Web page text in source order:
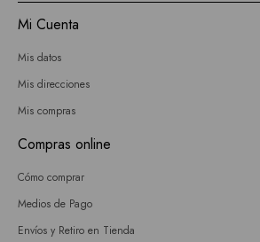
Mi Cuenta
Mis datos
Mis direcciones
Mis compras
Compras online
Cómo comprar
Medios de Pago
Envíos y Retiro en Tienda